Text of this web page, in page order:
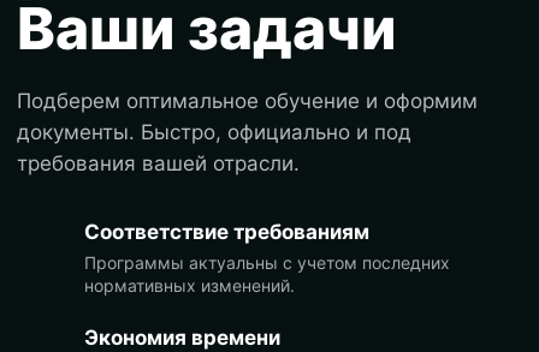
Ваши задачи
Подберем оптимальное обучение и оформим
документы. Быстро, официально и под
требования вашей отрасли.
Соответствие требованиям
Программы актуальны с учетом последних
нормативных изменений.
Экономия времени